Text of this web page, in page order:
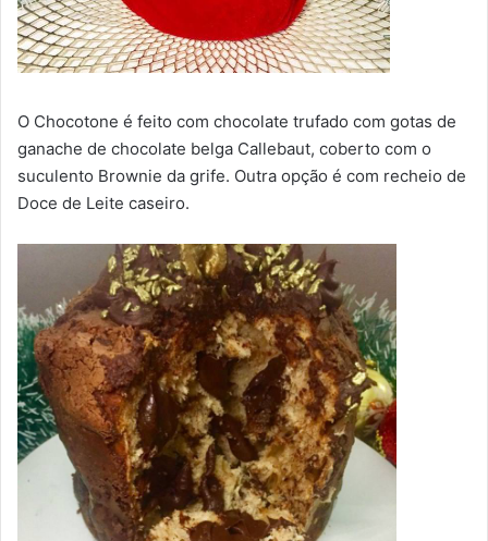
O Chocotone é feito com chocolate trufado com gotas de
ganache de chocolate belga Callebaut, coberto com o
suculento Brownie da grife. Outra opção é com recheio de
Doce de Leite caseiro.